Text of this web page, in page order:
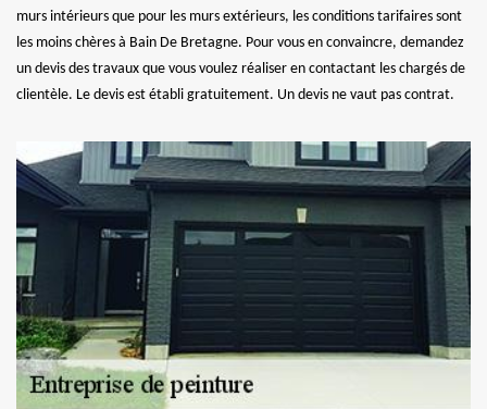
murs intérieurs que pour les murs extérieurs, les conditions tarifaires sont
les moins chères à Bain De Bretagne. Pour vous en convaincre, demandez
un devis des travaux que vous voulez réaliser en contactant les chargés de
clientèle. Le devis est établi gratuitement. Un devis ne vaut pas contrat.